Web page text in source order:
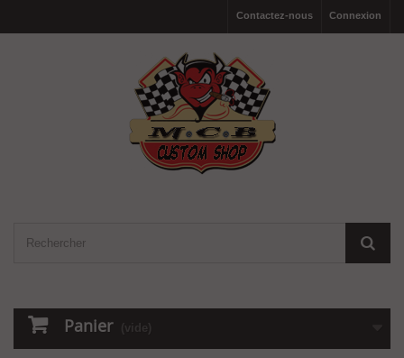
Connexion
Contactez-nous
Panier (vide)